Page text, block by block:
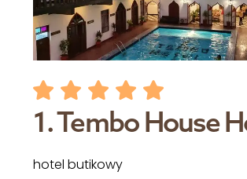
1. Tembo House
hotel butikowy